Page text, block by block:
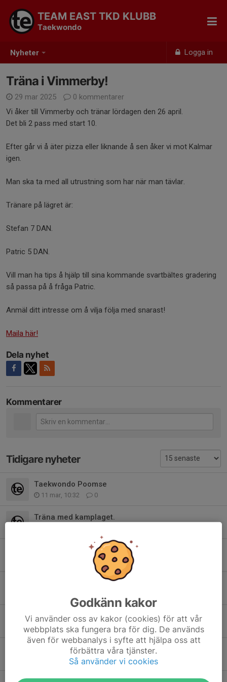
Nyheter Logga in
TEAM EAST TKD KLUBB
Taekwondo
Träna i Vimmerby!
29 mar 2025
0 kommentarer
Vi åker till Vimmerby och tränar lördagen den 26 april.
Det bli 2 pass med start 10.
Efter går vi å äter pizza eller liknande å sen åker vi mot Kalmar
igen.
Man ska ta med all utrustning som har när man tävlar.
Tränare på lägret är:
Stefan 7 DAN.
Patric 5 DAN.
Vill man ha tips å hjälp till sina kommande svartbältes gradering
så passa på å fråga Patric.
Anmäl ditt intresse om å vilja följa med snarast!
Maila här!
Dela nyhet
Kommentarer
Tidigare nyheter
Taekwondo Poomse
11 mar, 10:32 0
Träna med kamplaget.
Lomma Cup 2026.
0
Nordiska plus US OPEN 2026.
5 jul 2025 0
2 jun 2025 0
Godkänn kakor
Vi använder oss av kakor (cookies) för att vår
webbplats ska fungera bra för dig. De används
även för webbanalys i syfte att hjälpa oss att
förbättra våra tjänster.
Så använder vi cookies